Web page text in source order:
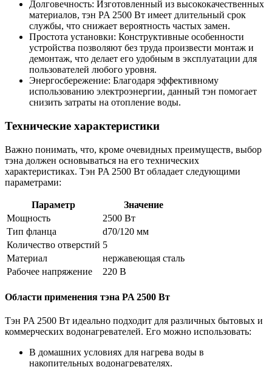
Долговечность: Изготовленный из высококачественных
материалов, тэн PA 2500 Вт имеет длительный срок
службы, что снижает вероятность частых замен.
Простота установки: Конструктивные особенности
устройства позволяют без труда произвести монтаж и
демонтаж, что делает его удобным в эксплуатации для
пользователей любого уровня.
Энергосбережение: Благодаря эффективному
использованию электроэнергии, данный тэн помогает
снизить затраты на отопление воды.
Технические характеристики
Важно понимать, что, кроме очевидных преимуществ, выбор
тэна должен основываться на его технических
характеристиках. Тэн PA 2500 Вт обладает следующими
параметрами:
Параметр
Значение
Мощность
2500 Вт
Тип фланца
d70/120 мм
Количество отверстий 5
Материал
нержавеющая сталь
Рабочее напряжение
220 В
Области применения тэна PA 2500 Вт
Тэн PA 2500 Вт идеально подходит для различных бытовых и
коммерческих водонагревателей. Его можно использовать:
В домашних условиях для нагрева воды в
накопительных водонагревателях.